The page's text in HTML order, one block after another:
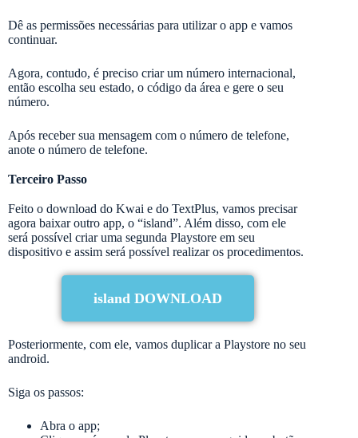
Dê as permissões necessárias para utilizar o app e vamos
continuar.
Agora, contudo, é preciso criar um número internacional,
então escolha seu estado, o código da área e gere o seu
número.
Após receber sua mensagem com o número de telefone,
anote o número de telefone.
Terceiro Passo
Feito o download do Kwai e do TextPlus, vamos precisar
agora baixar outro app, o “island”. Além disso, com ele
será possível criar uma segunda Playstore em seu
dispositivo e assim será possível realizar os procedimentos.
island DOWNLOAD
Posteriormente, com ele, vamos duplicar a Playstore no seu
android.
Siga os passos:
Abra o app;